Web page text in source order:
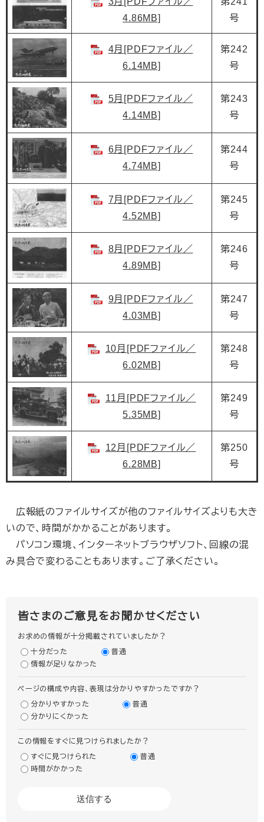
4.86MB]
号
4月[PDFファイル／
6.14MB]
第242
号
5月[PDFファイル／
4.14MB]
第243
号
6月[PDFファイル／
4.74MB]
第244
号
7月[PDFファイル／
4.52MB]
第245
号
8月[PDFファイル／
4.89MB]
第246
号
9月[PDFファイル／
4.03MB]
第247
号
10月[PDFファイル／
6.02MB]
第248
号
11月[PDFファイル／
5.35MB]
第249
号
12月[PDFファイル／
6.28MB]
第250
号
広報紙のファイルサイズが他のファイルサイズよりも大き
いので、時間がかかることがあります。
パソコン環境、インターネットブラウザソフト、回線の混
み具合で変わることもあります。ご了承ください。
皆さまのご意見をお聞かせください
お求めの情報が十分掲載されていましたか？
十分だった
普通
情報が足りなかった
ページの構成や内容、表現は分かりやすかったですか？
分かりやすかった
普通
分かりにくかった
この情報をすぐに見つけられましたか？
すぐに見つけられた
普通
時間がかかった